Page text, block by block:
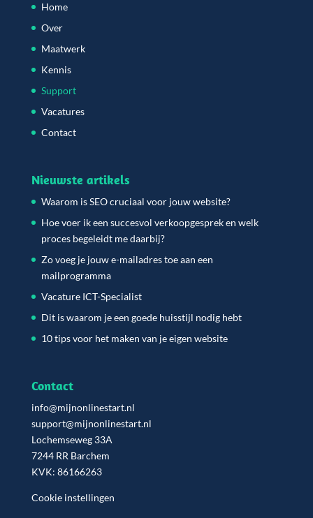
Home
Over
Maatwerk
Kennis
Support
Vacatures
Contact
Nieuwste artikels
Waarom is SEO cruciaal voor jouw website?
Hoe voer ik een succesvol verkoopgesprek en welk
proces begeleidt me daarbij?
Zo voeg je jouw e-mailadres toe aan een
mailprogramma
Vacature ICT-Specialist
Dit is waarom je een goede huisstijl nodig hebt
10 tips voor het maken van je eigen website
Contact
info@mijnonlinestart.nl
support@mijnonlinestart.nl
Lochemseweg 33A
7244 RR Barchem
KVK: 86166263
Cookie instellingen